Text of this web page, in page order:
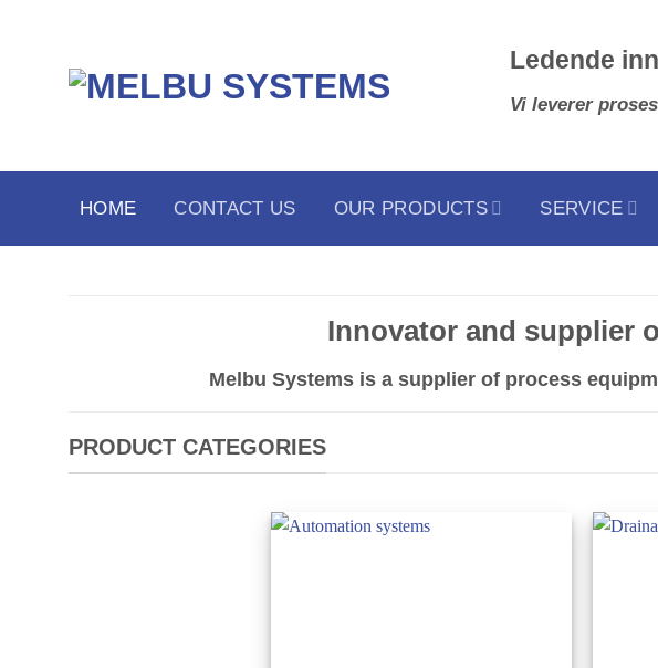
Ledende
Vi leverer
HOME CONTACT US OUR PRODUCTS SERVICE
Innovator and supplier
Melbu Systems is a supplier of process
PRODUCT CATEGORIES